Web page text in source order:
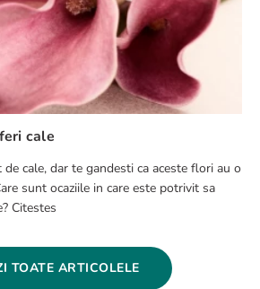
cale
cale, dar te gandesti ca aceste flori au o
sunt ocaziile in care este potrivit sa
Citestes
TOATE ARTICOLELE